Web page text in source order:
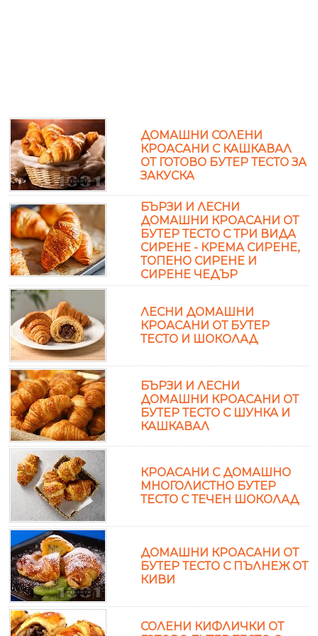
ДОМАШНИ СОЛЕНИ
КРОАСАНИ С КАШКАВАЛ
ОТ ГОТОВО БУТЕР ТЕСТО ЗА
ЗАКУСКА
БЪРЗИ И ЛЕСНИ
ДОМАШНИ КРОАСАНИ ОТ
БУТЕР ТЕСТО С ТРИ ВИДА
СИРЕНЕ - КРЕМА СИРЕНЕ,
ТОПЕНО СИРЕНЕ И
СИРЕНЕ ЧЕДЪР
ЛЕСНИ ДОМАШНИ
КРОАСАНИ ОТ БУТЕР
ТЕСТО И ШОКОЛАД
БЪРЗИ И ЛЕСНИ
ДОМАШНИ КРОАСАНИ ОТ
БУТЕР ТЕСТО С ШУНКА И
КАШКАВАЛ
КРОАСАНИ С ДОМАШНО
МНОГОЛИСТНО БУТЕР
ТЕСТО С ТЕЧЕН ШОКОЛАД
ДОМАШНИ КРОАСАНИ ОТ
БУТЕР ТЕСТО С ПЪЛНЕЖ ОТ
КИВИ
СОЛЕНИ КИФЛИЧКИ ОТ